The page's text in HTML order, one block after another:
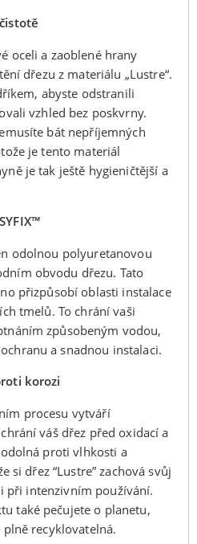
oceli a zaoblené hrany
dřezu z materiálu „Lustre“.
abyste odstranili
vzhled bez poskvrny.
bát nepříjemných
je tento materiál
je tak ještě hygieničtější a
odolnou polyuretanovou
obvodu dřezu. Tato
přizpůsobí oblasti instalace
tmelů. To chrání vaši
způsobeným vodou,
a snadnou instalaci.
korozi
procesu vytváří
váš dřez před oxidací a
proti vlhkosti a
si dřez “Lustre” zachová svůj
při intenzivním používání.
také pečujete o planetu,
recyklovatelná.